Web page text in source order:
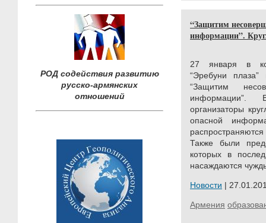
РОД содействия развитию
русско-армянских
отношений
“Защитим
информации”.
27 января в
“Эребуни
“Защитим
информации”.
организаторы
опасной
Также были
которых в
насаждаются
Новости |
Армения